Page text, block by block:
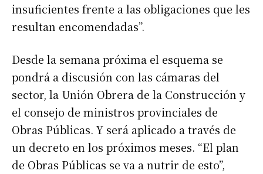
insuficientes frente a las obligaciones que les
resultan encomendadas”.
Desde la semana próxima el esquema se
pondrá a discusión con las cámaras del
sector, la Unión Obrera de la Construcción y
el consejo de ministros provinciales de
Obras Públicas. Y será aplicado a través de
un decreto en los próximos meses. “El plan
de Obras Públicas se va a nutrir de esto”,